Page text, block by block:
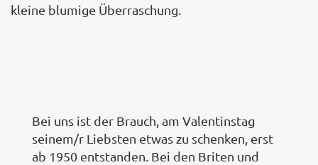
kleine blumige Überraschung.
Bei uns ist der Brauch, am Valentinstag
seinem/r Liebsten etwas zu schenken, erst
ab 1950 entstanden. Bei den Briten und